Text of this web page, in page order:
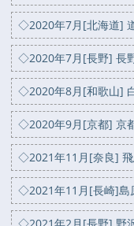
◇2020年7月[北海道]
◇2020年7月[長野] 長
◇2020年8月[和歌山]
◇2020年9月[京都] 京
◇2021年11月[奈良] 飛
◇2021年11月[長崎]島